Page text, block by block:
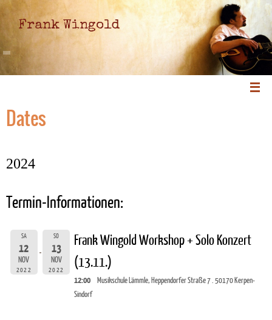
Frank Wingold
Dates
2024
Termin-Informationen:
SA
12
NOV
2022
SO
13
NOV
2022
Frank Wingold Workshop + Solo Konzert
(13.11.)
12:00
Musikschule Lämmle, Heppendorfer Straße 7 . 50170 Kerpen-
Sindorf